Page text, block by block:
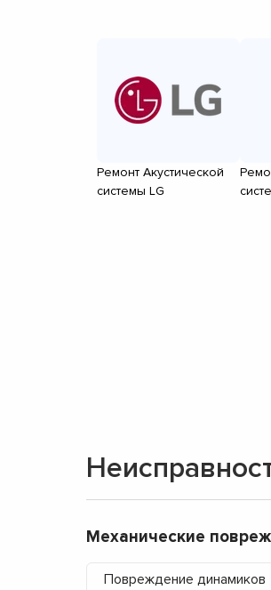
Ремонт Акустической
системы LG
Механические
Повреждение динамиков